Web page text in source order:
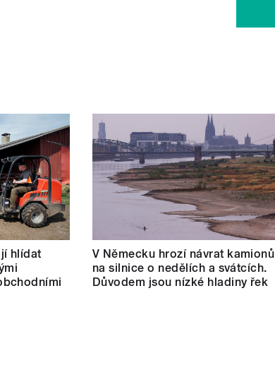
hlídat
V Německu hrozí návrat kamionů
na silnice o nedělích a svátcích.
Důvodem jsou nízké hladiny řek